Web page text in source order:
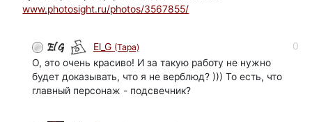
www.photosight.ru/photos/3567855/
El_G (Tapa)
0
О, это очень красиво! И за такую работу не нужно
будет доказывать, что я не верблюд? ))) То есть, что
главный персонаж - подсвечник?